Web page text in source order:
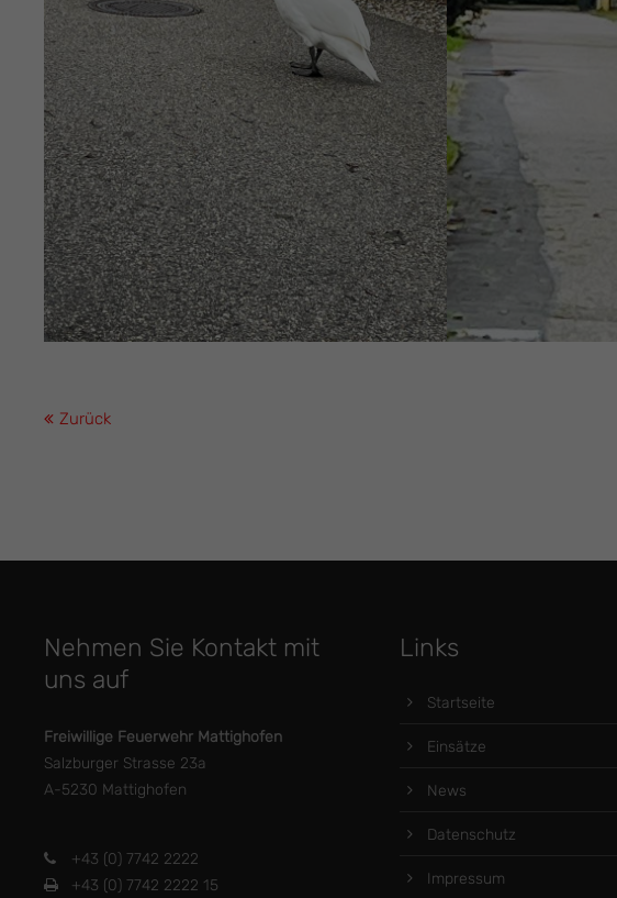
Zurück
Nehmen Sie Kontakt mit
uns auf
Freiwillige Feuerwehr Mattighofen
Salzburger Strasse 23a
A-5230 Mattighofen
+43 (0) 7742 2222
+43 (0) 7742 2222 15
Links
Startseite
Einsätze
News
Datenschutz
Impressum